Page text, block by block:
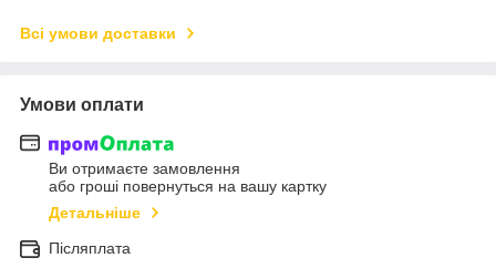
Всі умови доставки
Умови оплати
Ви отримаєте замовлення
або гроші повернуться на вашу картку
Детальніше
Післяплата